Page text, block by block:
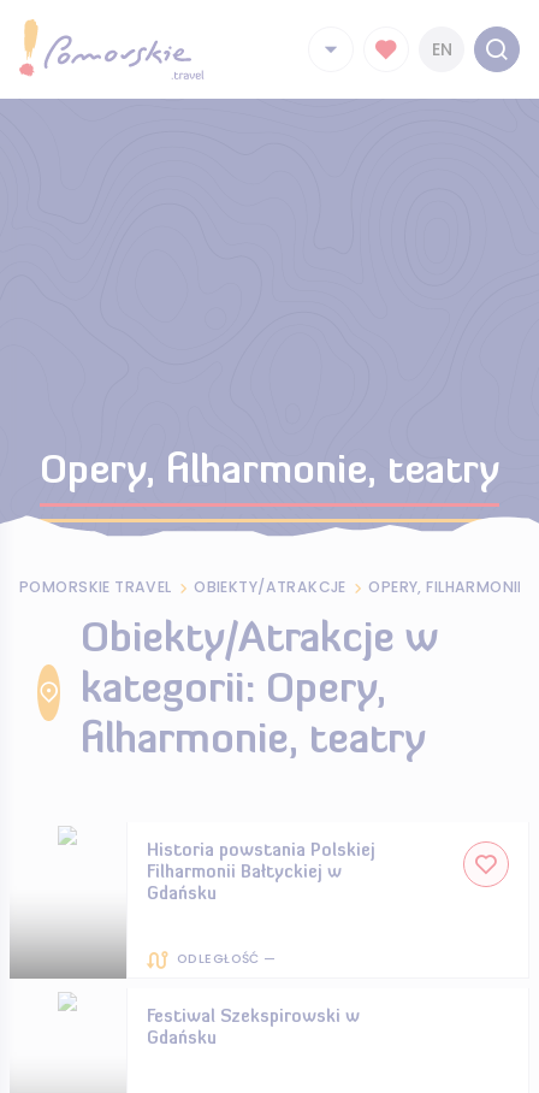
EN
Opery, filharmonie, teatry
POMORSKIE TRAVEL OBIEKTY/ATRAKCJE OPERY, FILHARMONIE,
Obiekty/Atrakcje w
kategorii: Opery,
filharmonie, teatry
Historia powstania Polskiej
Filharmonii Bałtyckiej w
Gdańsku
ODLEGŁOŚĆ —
Festiwal Szekspirowski w
Gdańsku